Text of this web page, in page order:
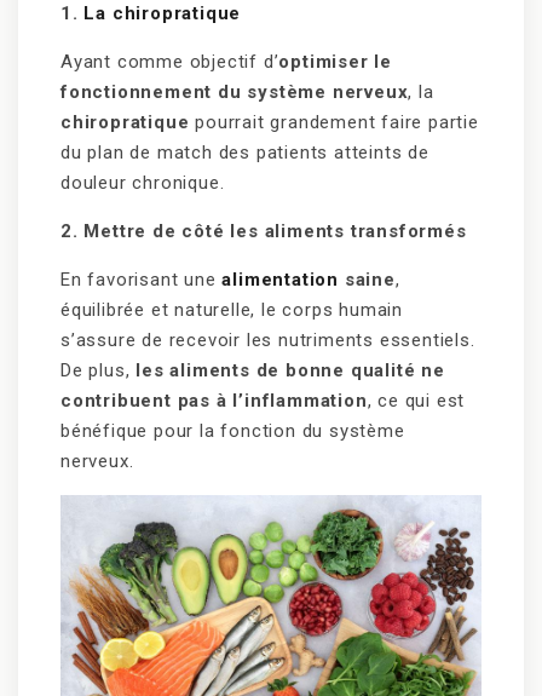
1. La chiropratique
Ayant comme objectif d’optimiser le
fonctionnement du système nerveux, la
chiropratique pourrait grandement faire partie
du plan de match des patients atteints de
douleur chronique.
2. Mettre de côté les aliments transformés
En favorisant unealimentation saine,
équilibrée et naturelle, le corps humain
s’assure de recevoir les nutriments essentiels.
De plus,
les aliments de bonne qualité ne
contribuent pas à l’inflammation, ce qui est
bénéfique pour la fonction du système
nerveux.